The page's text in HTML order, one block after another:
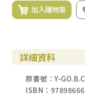
加入購物車
詳細資料
原書號：Y-
ISBN：